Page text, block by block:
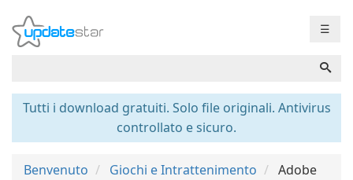
☰
Tutti i download gratuiti. Solo file originali. Antivirus
controllato e sicuro.
Benvenuto Giochi e Intrattenimento
Adobe